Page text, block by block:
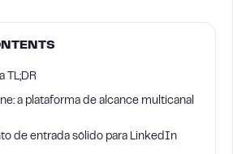
TL;DR
a plataforma de alcance multicanal
de entrada sólido para LinkedIn